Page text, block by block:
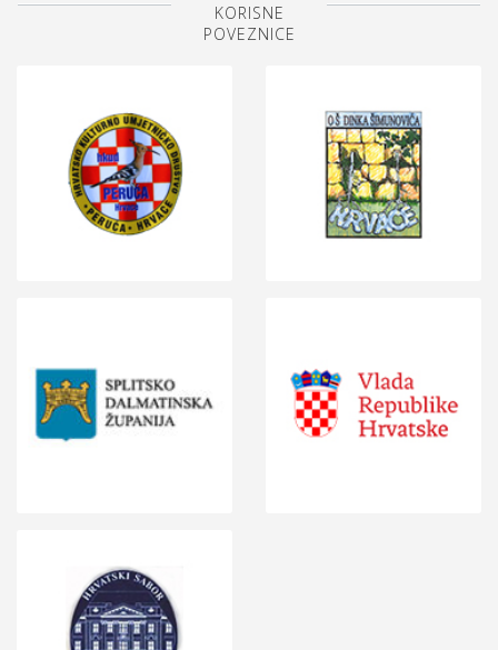
KORISNE
POVEZNICE